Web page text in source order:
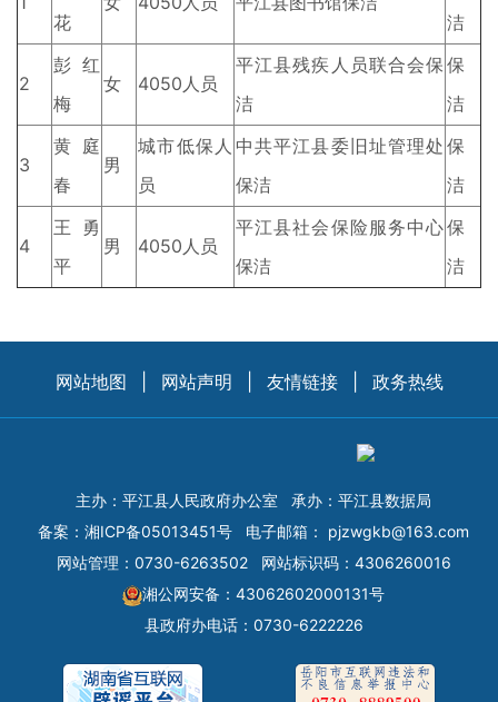
花
洁
2
彭红
梅
女 4050人员
平江县残疾人员联合会保
洁
保
洁
3
黄庭
春
男
城市低保人
员
中共平江县委旧址管理处
保洁
保
洁
4
王勇
平
男 4050人员
平江县社会保险服务中心
保洁
保
洁
网站地图 网站声明 友情链接 政务热线
主办：平江县人民政府办公室
承办：平江县数据局
备案： 湘ICP备05013451号 电子邮箱： pjzwgkb@163.com
网站管理：0730-6263502
网站标识码：4306260016
湘公网安备：43062602000131号
县政府办电话：0730-6222226